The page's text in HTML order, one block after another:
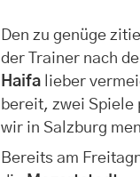
Den zu genüge
der Trainer nach
Haifa lieber
bereit, zwei Spiele
wir in Salzburg
Bereits am